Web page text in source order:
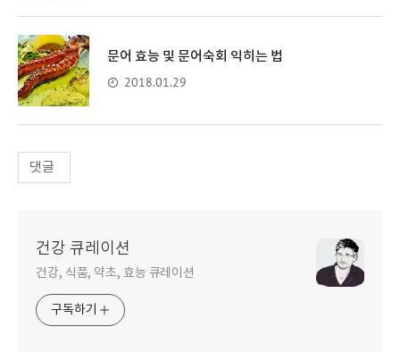
문어 효능 및 문어숙회 익히는 법
2018.01.29
댓글
건강 큐레이션
건강, 식품, 약초, 효능 큐레이션
구독하기